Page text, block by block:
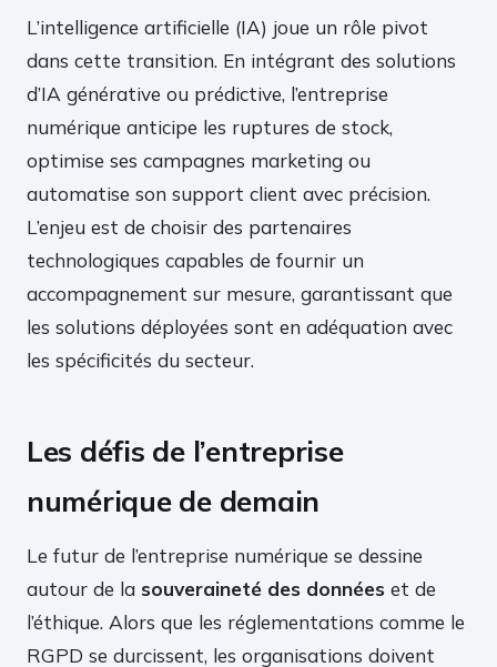
L’intelligence artificielle (IA) joue un rôle pivot
dans cette transition. En intégrant des solutions
d’IA générative ou prédictive, l’entreprise
numérique anticipe les ruptures de stock,
optimise ses campagnes marketing ou
automatise son support client avec précision.
L’enjeu est de choisir des partenaires
technologiques capables de fournir un
accompagnement sur mesure, garantissant que
les solutions déployées sont en adéquation avec
les spécificités du secteur.
Les défis de l’entreprise
numérique de demain
Le futur de l’entreprise numérique se dessine
autour de la souveraineté des données et de
l’éthique. Alors que les réglementations comme le
RGPD se durcissent, les organisations doivent